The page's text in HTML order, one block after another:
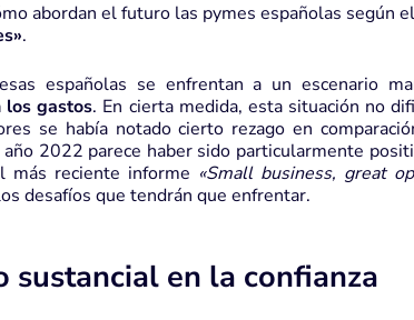
abordan el futuro las pymes españolas según
.
españolas se enfrentan a un escenario
los gastos. En cierta medida, esta situación no
se había notado cierto rezago en
2022 parece haber sido particularmente
más reciente informe «Small business, great
desafíos que tendrán que enfrentar.
sustancial en la confianza